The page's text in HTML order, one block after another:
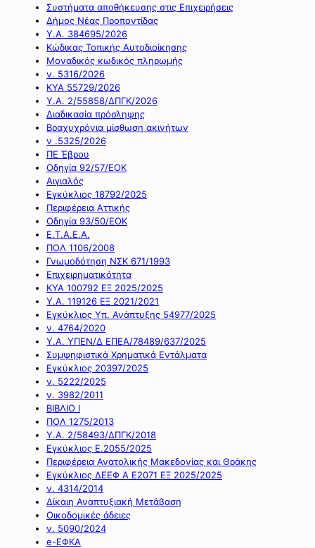
Συστήματα αποθήκευσης στις Επιχειρήσεις
Δήμος Νέας Προποντίδας
Υ.Α. 384695/2026
Κώδικας Τοπικής Αυτοδιοίκησης
Μοναδικός κωδικός πληρωμής
ν. 5316/2026
ΚΥΑ 55729/2026
Υ.Α. 2/55858/ΔΠΓΚ/2026
Διαδικασία πρόσληψης
Βραχυχρόνια μίσθωση ακινήτων
ν .5325/2026
ΠΕ Έβρου
Οδηγία 92/57/ΕΟΚ
Αιγιαλός
Εγκύκλιος 18792/2025
Περιφέρεια Αττικής
Οδηγία 93/50/ΕΟΚ
Ε.Τ.Α.Ε.Α.
ΠΟΛ 1106/2008
Γνωμοδότηση ΝΣΚ 671/1993
Επιχειρηματικότητα
ΚΥΑ 100792 ΕΞ 2025/2025
Υ.Α. 119126 ΕΞ 2021/2021
Εγκύκλιος Υπ. Ανάπτυξης 54977/2025
ν. 4764/2020
Υ.Α. ΥΠΕΝ/Δ ΕΠΕΑ/78489/637/2025
Συμψηφιστικά Χρηματικά Εντάλματα
Εγκύκλιος 20397/2025
ν. 5222/2025
ν. 3982/2011
ΒΙΒΛΙΟ Ι
ΠΟΛ 1275/2013
Υ.Α. 2/58493/ΔΠΓΚ/2018
Εγκύκλιος Ε.2055/2025
Περιφέρεια Ανατολικής Μακεδονίας και Θράκης
Εγκύκλιος ΔΕΕΦ Α Ε2071 ΕΞ 2025/2025
ν. 4314/2014
Δίκαιη Αναπτυξιακή Μετάβαση
Οικοδομικές άδειες
ν. 5090/2024
e-ΕΦΚΑ